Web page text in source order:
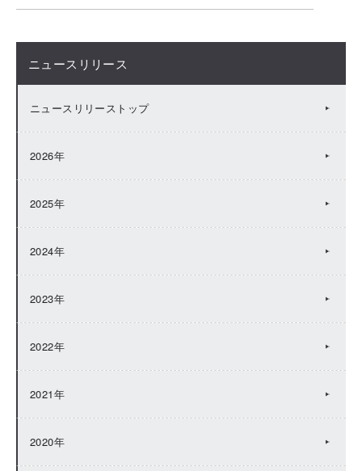
ニュースリリース
ニュースリリーストップ
2026年
2025年
2024年
2023年
2022年
2021年
2020年